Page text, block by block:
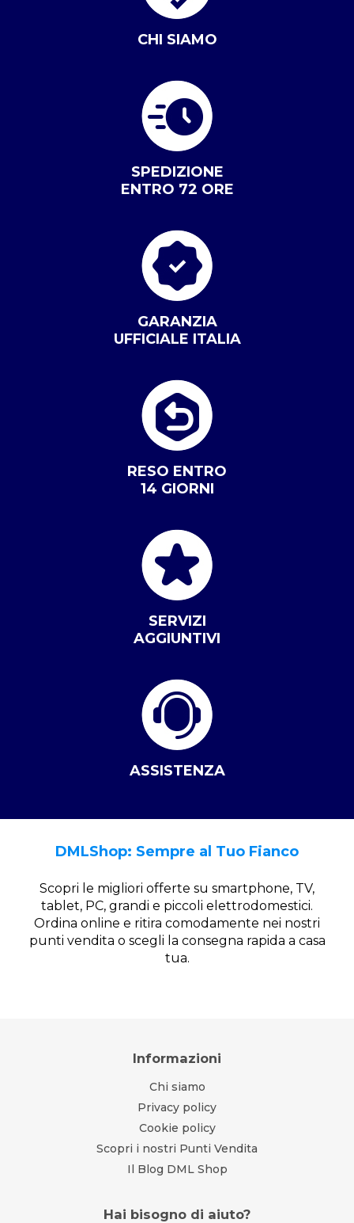
CHI SIAMO
SPEDIZIONE
ENTRO 72 ORE
GARANZIA
UFFICIALE ITALIA
RESO ENTRO
14 GIORNI
SERVIZI
AGGIUNTIVI
ASSISTENZA
DMLShop: Sempre al Tuo Fianco
Scopri le migliori offerte su smartphone, TV,
tablet, PC, grandi e piccoli elettrodomestici.
Ordina online e ritira comodamente nei nostri
punti vendita o scegli la consegna rapida a casa
tua.
Informazioni
Chi siamo
Privacy policy
Cookie policy
Scopri i nostri Punti Vendita
Il Blog DML Shop
Hai bisogno di aiuto?